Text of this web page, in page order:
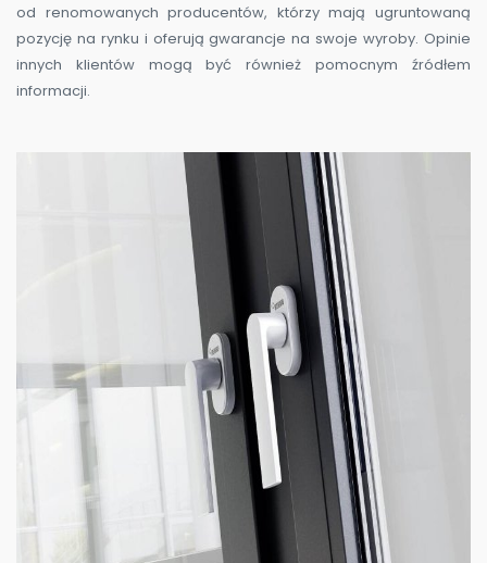
od renomowanych producentów, którzy mają ugruntowaną
pozycję na rynku i oferują gwarancje na swoje wyroby. Opinie
innych klientów mogą być również pomocnym źródłem
informacji.